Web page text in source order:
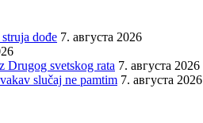
dođe 7. августа 2026
Drugog svetskog rata 7. августа 2026
slučaj ne pamtim 7. августа 2026